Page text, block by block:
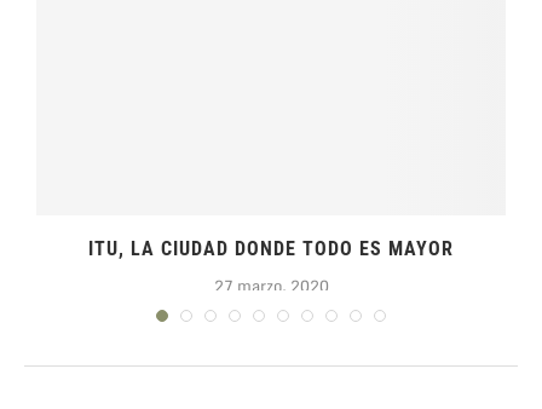
ITU, LA CIUDAD DONDE TODO ES MAYOR
27 marzo, 2020